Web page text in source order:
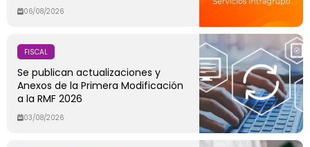
06/08/2026
FISCAL
Se publican actualizaciones y
Anexos de la Primera Modificación
a la RMF 2026
03/08/2026